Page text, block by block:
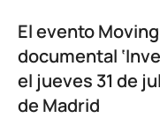
El evento
documental
el jueves 31 de
de Madrid